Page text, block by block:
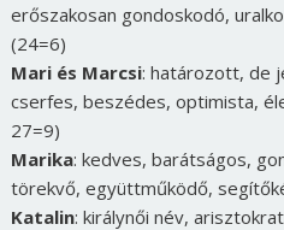
erőszakosan gondoskodó,
(24=6)
Mari és Marcsi: határozott, de
cserfes, beszédes, optimista,
27=9)
Marika: kedves, barátságos,
törekvő, együttműködő,
Katalin: királynői név,